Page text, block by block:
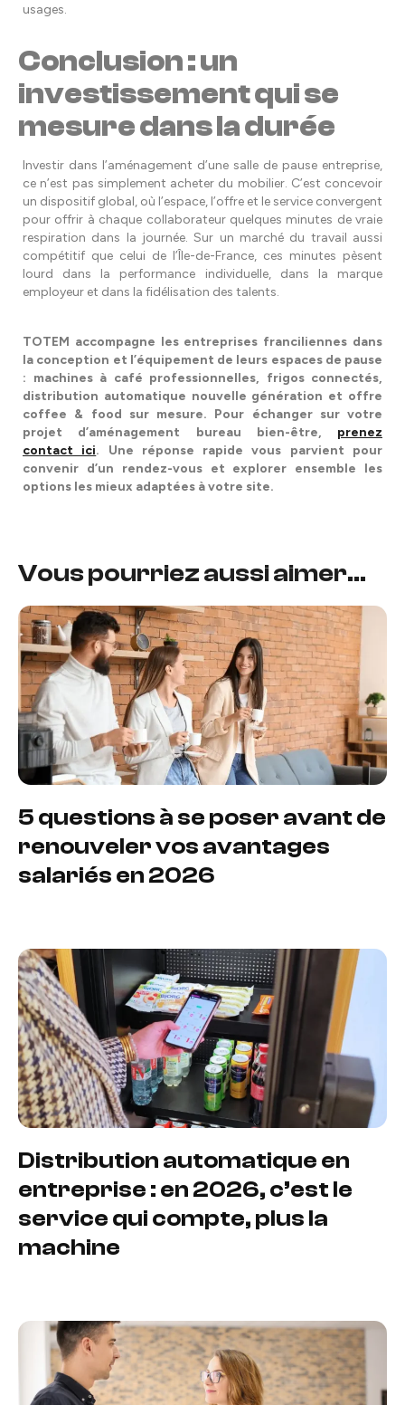
usages.
Conclusion : un
investissement qui se
mesure dans la durée
Investir dans l’aménagement d’une salle de pause entreprise,
ce n’est pas simplement acheter du mobilier. C’est concevoir
un dispositif global, où l’espace, l’offre et le service convergent
pour offrir à chaque collaborateur quelques minutes de vraie
respiration dans la journée. Sur un marché du travail aussi
compétitif que celui de l’Île-de-France, ces minutes pèsent
lourd dans la performance individuelle, dans la marque
employeur et dans la fidélisation des talents.
TOTEM accompagne les entreprises franciliennes dans
la conception et l’équipement de leurs espaces de pause
: machines à café professionnelles, frigos connectés,
distribution automatique nouvelle génération et offre
coffee & food sur mesure. Pour échanger sur votre
projet d’aménagement bureau bien-être, prenez
contact ici. Une réponse rapide vous parvient pour
convenir d’un rendez-vous et explorer ensemble les
options les mieux adaptées à votre site.
Vous pourriez aussi aimer...
5 questions à se poser avant de
renouveler vos avantages
salariés en 2026
Distribution automatique en
entreprise : en 2026, c’est le
service qui compte, plus la
machine